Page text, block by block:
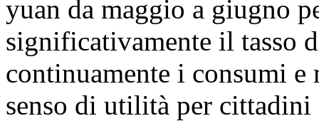
yuan da maggio a giugno
significativamente il tasso
continuamente i consumi
senso di utilità per